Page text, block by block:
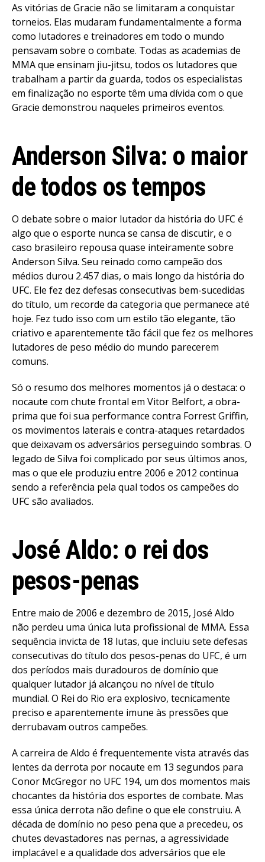
As vitórias de Gracie não se limitaram a conquistar
torneios. Elas mudaram fundamentalmente a forma
como lutadores e treinadores em todo o mundo
pensavam sobre o combate. Todas as academias de
MMA que ensinam jiu-jitsu, todos os lutadores que
trabalham a partir da guarda, todos os especialistas
em finalização no esporte têm uma dívida com o que
Gracie demonstrou naqueles primeiros eventos.
Anderson Silva: o maior
de todos os tempos
O debate sobre o maior lutador da história do UFC é
algo que o esporte nunca se cansa de discutir, e o
caso brasileiro repousa quase inteiramente sobre
Anderson Silva. Seu reinado como campeão dos
médios durou 2.457 dias, o mais longo da história do
UFC. Ele fez dez defesas consecutivas bem-sucedidas
do título, um recorde da categoria que permanece até
hoje. Fez tudo isso com um estilo tão elegante, tão
criativo e aparentemente tão fácil que fez os melhores
lutadores de peso médio do mundo parecerem
comuns.
Só o resumo dos melhores momentos já o destaca: o
nocaute com chute frontal em Vitor Belfort, a obra-
prima que foi sua performance contra Forrest Griffin,
os movimentos laterais e contra-ataques retardados
que deixavam os adversários perseguindo sombras. O
legado de Silva foi complicado por seus últimos anos,
mas o que ele produziu entre 2006 e 2012 continua
sendo a referência pela qual todos os campeões do
UFC são avaliados.
José Aldo: o rei dos
pesos-penas
Entre maio de 2006 e dezembro de 2015, José Aldo
não perdeu uma única luta profissional de MMA. Essa
sequência invicta de 18 lutas, que incluiu sete defesas
consecutivas do título dos pesos-penas do UFC, é um
dos períodos mais duradouros de domínio que
qualquer lutador já alcançou no nível de título
mundial. O Rei do Rio era explosivo, tecnicamente
preciso e aparentemente imune às pressões que
derrubavam outros campeões.
A carreira de Aldo é frequentemente vista através das
lentes da derrota por nocaute em 13 segundos para
Conor McGregor no UFC 194, um dos momentos mais
chocantes da história dos esportes de combate. Mas
essa única derrota não define o que ele construiu. A
década de domínio no peso pena que a precedeu, os
chutes devastadores nas pernas, a agressividade
implacável e a qualidade dos adversários que ele